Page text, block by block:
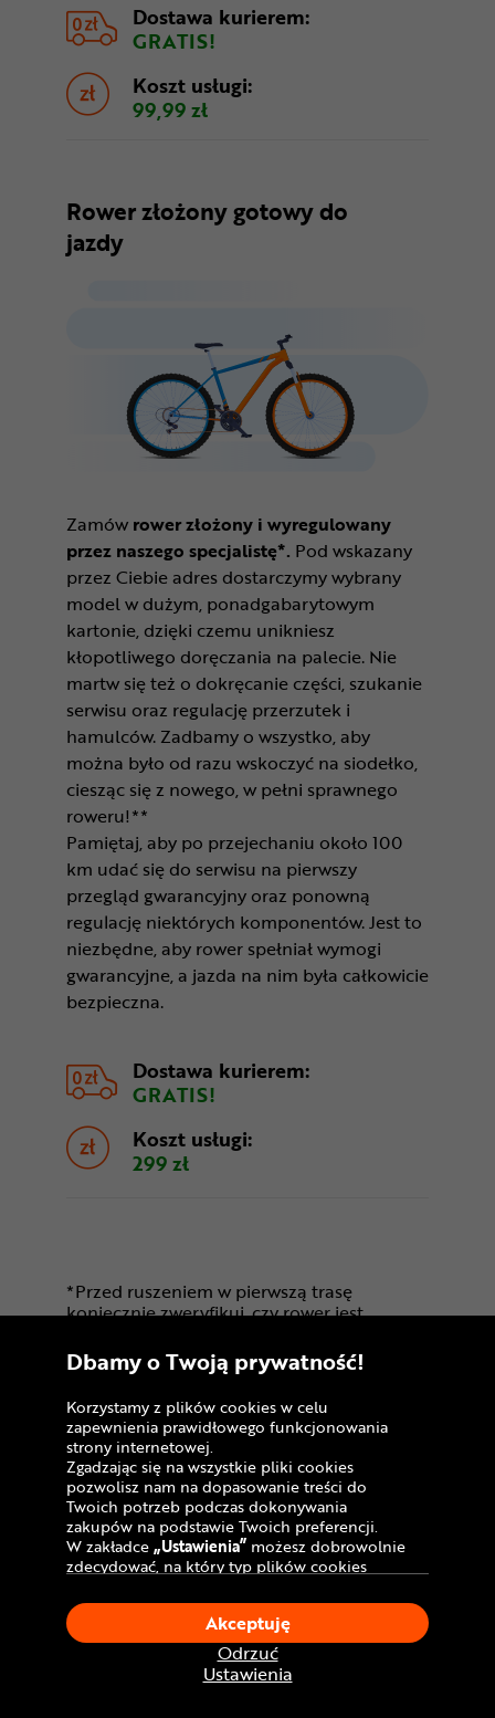
Dostawa kurierem:
GRATIS!
Koszt usługi:
99,99 zł
Rower złożony gotowy do
jazdy
Zamów rower złożony i wyregulowany
przez naszego specjalistę*. Pod wskazany
przez Ciebie adres dostarczymy wybrany
model w dużym, ponadgabarytowym
kartonie, dzięki czemu unikniesz
kłopotliwego doręczania na palecie. Nie
martw się też o dokręcanie części, szukanie
serwisu oraz regulację przerzutek i
hamulców. Zadbamy o wszystko, aby
można było od razu wskoczyć na siodełko,
ciesząc się z nowego, w pełni sprawnego
roweru!**
Pamiętaj, aby po przejechaniu około 100
km udać się do serwisu na pierwszy
przegląd gwarancyjny oraz ponowną
regulację niektórych komponentów. Jest to
niezbędne, aby rower spełniał wymogi
gwarancyjne, a jazda na nim była całkowicie
bezpieczna.
Dostawa kurierem:
GRATIS!
Koszt usługi:
299 zł
*Przed ruszeniem w pierwszą trasę
koniecznie zweryfikuj, czy rower jest
użytkowania. Zalecamy sprawdzenie stanu
wszystkich łączeń śrubowych, ze
szczególnym uwzględnieniem elementów
wpływających na bezpieczeństwo (śrub
kierownicy, mostka, zacisku sztycy
podsiodłowej, mocowania kół). Skontroluj
pracę kierownicy, przerzutek czy hamulców.
W razie jakichkolwiek wątpliwości
skontaktuj się z profesjonalnym serwisem
rowerowym.
** Wybrane modele rowerów nie są
w pedały. Jest to celowy zabieg -
doświadczeni rowerzyści dobierają
odpowiednie systemy wg własnych
preferencji. Informacja o pełnym
wyposażeniu roweru dostępna jest w opisie,
Dbamy o Twoją prywatność!
Korzystamy z plików cookies w celu
zapewnienia prawidłowego funkcjonowania
strony internetowej.
Zgadzając się na wszystkie pliki cookies
pozwolisz nam na dopasowanie treści do
Twoich potrzeb podczas dokonywania
zakupów na podstawie Twoich preferencji.
W zakładce„Ustawienia” możesz dobrowolnie
zdecydować, na który typ plików cookies
Klikając„Akceptuję”, wyrażasz zgodę na
stosowanie ciasteczek zgodnie z ustawieniami
Twojej przeglądarki.
W dowolnym momencie, możesz dokonać
zmiany swojego wyboru klikając opcję
Ustawienia
Odrzuć
Akceptuję